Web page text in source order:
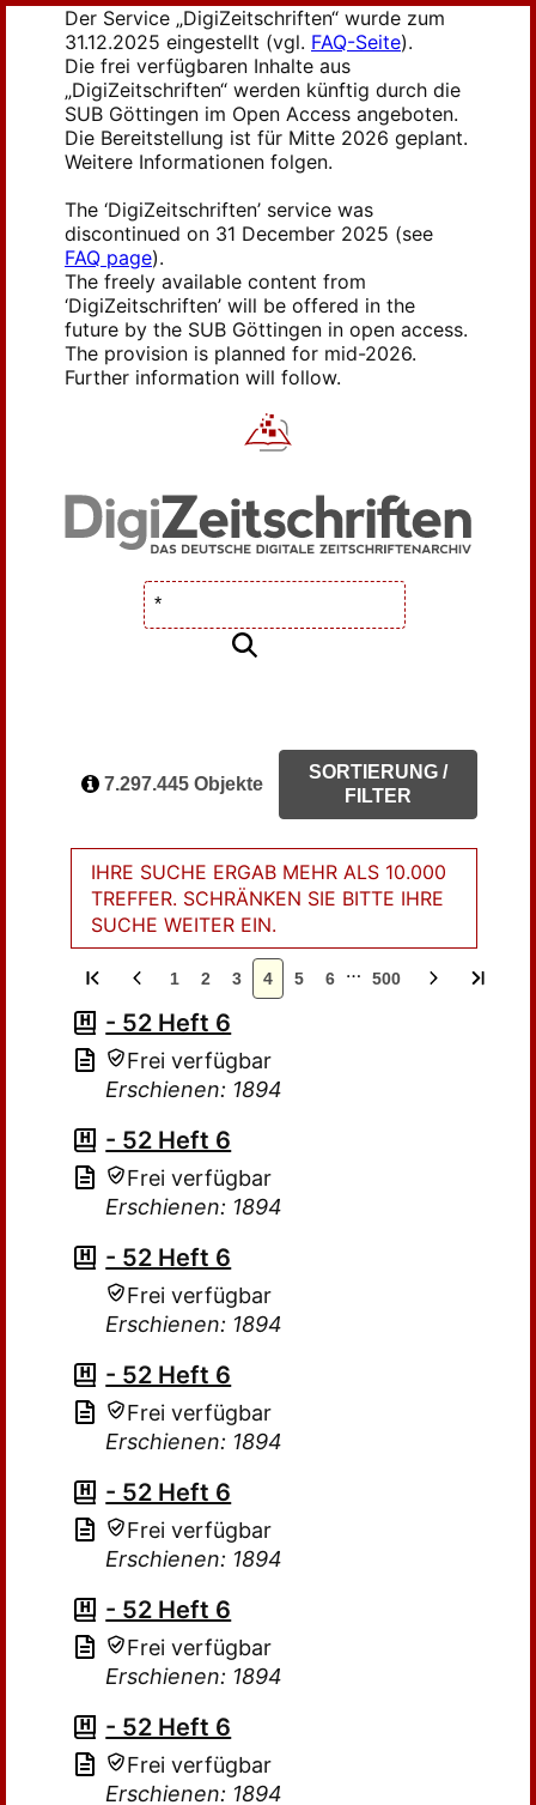
Der Service „DigiZeitschriften“ wurde zum
31.12.2025 eingestellt (vgl. FAQ-Seite).
Die frei verfügbaren Inhalte aus
„DigiZeitschriften“ werden künftig durch die
SUB Göttingen im Open Access angeboten.
Die Bereitstellung ist für Mitte 2026 geplant.
Weitere Informationen folgen.
The ‘DigiZeitschriften’ service was
discontinued on 31 December 2025 (see
FAQ page).
The freely available content from
‘DigiZeitschriften’ will be offered in the
future by the SUB Göttingen in open access.
The provision is planned for mid-2026.
Further information will follow.
7.297.445 Objekte
SORTIERUNG /
FILTER
IHRE SUCHE ERGAB MEHR ALS 10.000
TREFFER. SCHRÄNKEN SIE BITTE IHRE
SUCHE WEITER EIN.
1 2 3 4 5 6 … 500
- 52 Heft 6
Frei verfügbar
Erschienen: 1894
- 52 Heft 6
Frei verfügbar
Erschienen: 1894
- 52 Heft 6
Frei verfügbar
Erschienen: 1894
- 52 Heft 6
Frei verfügbar
Erschienen: 1894
- 52 Heft 6
Frei verfügbar
Erschienen: 1894
- 52 Heft 6
Frei verfügbar
Erschienen: 1894
- 52 Heft 6
Frei verfügbar
Erschienen: 1894